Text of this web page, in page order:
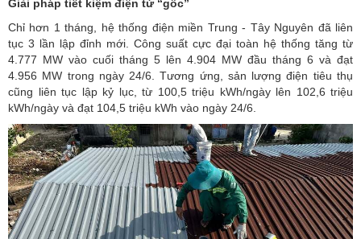
Giải pháp tiết kiệm điện từ “gốc”
Chỉ hơn 1 tháng, hệ thống điện miền Trung - Tây Nguyên đã liên
tục 3 lần lập đỉnh mới. Công suất cực đại toàn hệ thống tăng từ
4.777 MW vào cuối tháng 5 lên 4.904 MW đầu tháng 6 và đạt
4.956 MW trong ngày 24/6. Tương ứng, sản lượng điện tiêu thụ
cũng liên tục lập kỷ lục, từ 100,5 triệu kWh/ngày lên 102,6 triệu
kWh/ngày và đạt 104,5 triệu kWh vào ngày 24/6.